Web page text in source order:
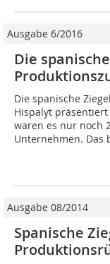
Ausgabe 6/2016
Die
Die spanische
Hispalyt präsentiert
waren es nur noch
Unternehmen. Das
Ausgabe 08/2014
Spanische